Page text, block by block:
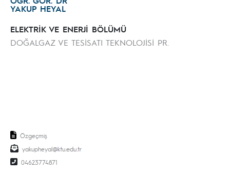
YAKUP HEYAL
ELEKTRİK VE ENERJİ BÖLÜMÜ
DOĞALGAZ VE TESİSATI TEKNOLOJİSİ PR.
Özgeçmiş
yakupheyal
04623774871